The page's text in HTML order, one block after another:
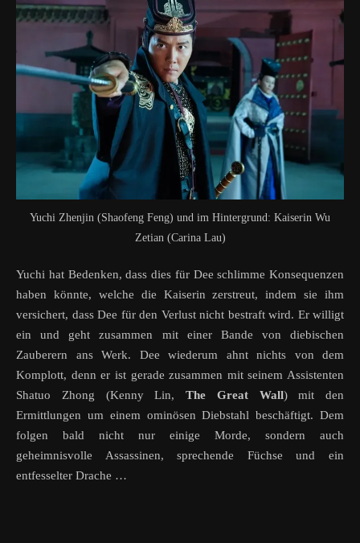
Yuchi Zhenjin (Shaofeng Feng) und im Hintergrund: Kaiserin Wu
Zetian (Carina Lau)
Yuchi hat Bedenken, dass dies für Dee schlimme Konsequenzen
haben könnte, welche die Kaiserin zerstreut, indem sie ihm
versichert, dass Dee für den Verlust nicht bestraft wird. Er willigt
ein und geht zusammen mit einer Bande von diebischen
Zauberern ans Werk. Dee wiederum ahnt nichts von dem
Komplott, denn er ist gerade zusammen mit seinem Assistenten
Shatuo Zhong (Kenny Lin, The Great Wall) mit den
Ermittlungen um einem ominösen Diebstahl beschäftigt. Dem
folgen bald nicht nur einige Morde, sondern auch
geheimnisvolle Assassinen, sprechende Füchse und ein
entfesselter Drache …